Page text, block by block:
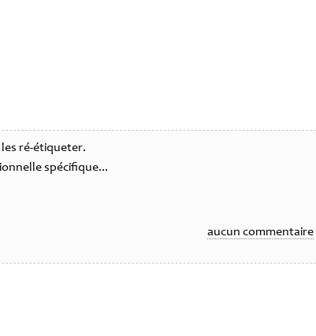
ré-étiqueter.
spécifique...
aucun commentaire